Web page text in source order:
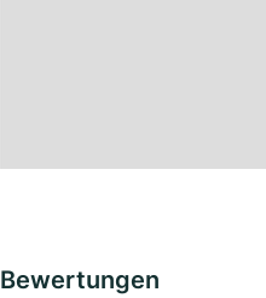
Bewertungen